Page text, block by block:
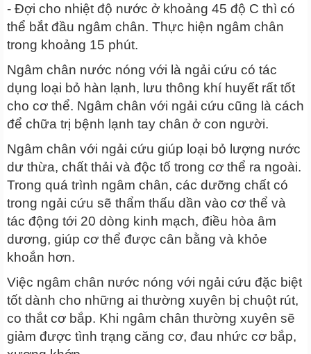
- Đợi cho nhiệt độ nước ở khoảng 45 độ C thì có
thể bắt đầu ngâm chân. Thực hiện ngâm chân
trong khoảng 15 phút.
Ngâm chân nước nóng với là ngải cứu có tác
dụng loại bỏ hàn lạnh, lưu thông khí huyết rất tốt
cho cơ thể. Ngâm chân với ngải cứu cũng là cách
để chữa trị bệnh lạnh tay chân ở con người.
Ngâm chân với ngải cứu giúp loại bỏ lượng nước
dư thừa, chất thải và độc tố trong cơ thể ra ngoài.
Trong quá trình ngâm chân, các dưỡng chất có
trong ngải cứu sẽ thẩm thấu dần vào cơ thể và
tác động tới 20 dòng kinh mạch, điều hòa âm
dương, giúp cơ thể được cân bằng và khỏe
khoắn hơn.
Việc ngâm chân nước nóng với ngải cứu đặc biệt
tốt dành cho những ai thường xuyên bị chuột rút,
co thắt cơ bắp. Khi ngâm chân thường xuyên sẽ
giảm được tình trạng căng cơ, đau nhức cơ bắp,